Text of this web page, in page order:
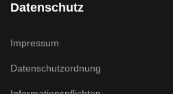
Datenschutz
Impressum
Datenschutzordnung